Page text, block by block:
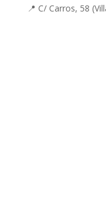
📍 C/ Carros, 58